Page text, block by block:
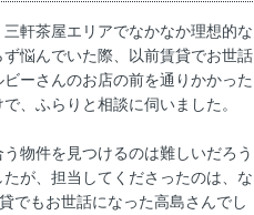
軒茶屋エリアでなかなか理想的な
悩んでいた際、以前賃貸でお世話
ーさんのお店の前を通りかかった
、ふらりと相談に伺いました。
物件を見つけるのは難しいだろう
たが、担当してくださったのは、な
でもお世話になった高島さんでし